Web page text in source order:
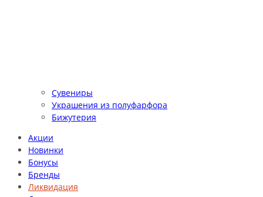
Сувениры
Украшения из полуфарфора
Бижутерия
Акции
Новинки
Бонусы
Бренды
Ликвидация